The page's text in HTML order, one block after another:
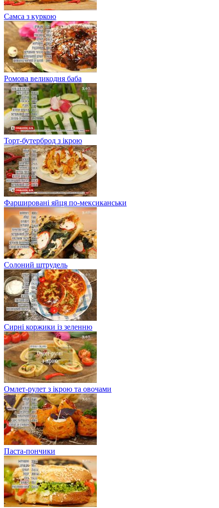
Самса з куркою
Ромова великодня баба
Торт-бутерброд з ікрою
Фаршировані яйця по-мексиканськи
Солоний штрудель
Сирні коржики із зеленню
Омлет-рулет з ікрою та овочами
Паста-пончики